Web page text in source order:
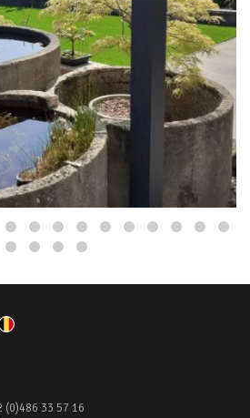
Mei 3
(0)486 33 57 16